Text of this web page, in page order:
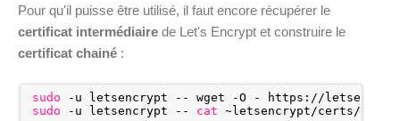
Pour qu'il puisse être utilisé, il faut encore récupérer le
certificat intermédiaire de Let's Encrypt et construire le
certificat chainé :
sudo -u letsencrypt -- wget -O - https: //
sudo
-u letsencrypt -- cat ~letsencrypt/certs/live/